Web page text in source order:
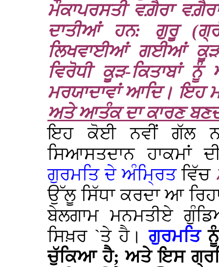
ਮੌਕਾਪਰਸਤੀ ਵਗ਼ੈਰਾ
ਦਾਤੀਆਂ ਹਨ: ਗੁਰੂ
ਲਿਖਵਾਈਆਂ ਗਈਆਂ ਕੂੜ-
ਵਿਰੋਧੀ ਕੂੜ-
ਮਰਯਾਦਾਵਾਂ ਆਦਿ। ਇਹ
ਅਤੇ ਆਤੰਕ ਦਾ ਕਾਰਣ
ਇਹ ਕੋਈ ਨਵੀਂ ਗੱਲ
ਸਿਆਸਤਦਾਨ ਹਾਕਮਾਂ
ਗੁਰਮਤਿ ਦੇ ਅੰਮ੍ਰਿਤਵਿੱਚ
ਉੱਲੂ ਸਿੱਧਾ ਕਰਦਾ ਆ
ਬੇਲਗਾਮ ਮਨਮਤੀਏ
ਸਿਖ਼ਰ `ਤੇ ਹੈ।ਗੁਰਮਤਿ
ਚੁੱਕਿਆ ਹੈ; ਅਤੇ ਇਸ